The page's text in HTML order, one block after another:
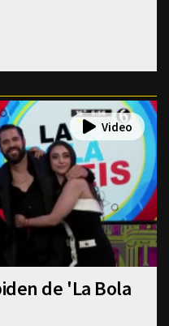
de 'La Bola